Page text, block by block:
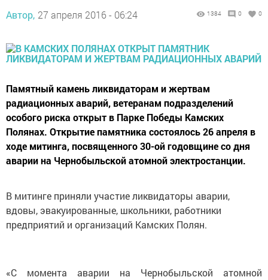
Автор, 27 апреля 2016 - 06:24 1384 0 0
Памятный камень ликвидаторам и жертвам
радиационных аварий, ветеранам подразделений
особого риска открыт в Парке Победы Камских
Полянах. Открытие памятника состоялось 26 апреля в
ходе митинга, посвященного 30-ой годовщине со дня
аварии на Чернобыльской атомной электростанции.
В митинге приняли участие ликвидаторы аварии,
вдовы, эвакуированные, школьники, работники
предприятий и организаций Камских Полян.
«С момента аварии на Чернобыльской атомной